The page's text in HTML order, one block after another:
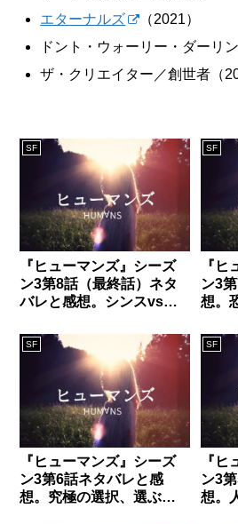
エターナルズ
（2021）
ドント・ウォーリー・ダーリ
ザ・クリエイター／創世者（
SF
『ヒューマンズ』シーズ
ン3第8話（最終話）ネタ
バレと感想。シンスvs人
結末が待っていた!?
SF
『
ン3
想。
スの
SF
『ヒューマンズ』シーズ
ン3第6話ネタバレと感
想。究極の選択、選ぶ命
SF
『
ン3
想。